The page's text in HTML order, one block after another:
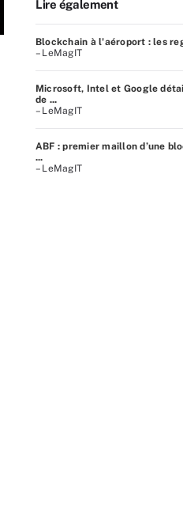
Lire également
Blockchain à l'aéroport : les
– LeMagIT
Microsoft, Intel et Google
de ...
– LeMagIT
ABF : premier maillon d’une
...
– LeMagIT